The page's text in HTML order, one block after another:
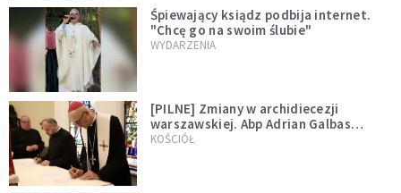
Śpiewający ksiądz podbija internet.
"Chcę go na swoim ślubie"
WYDARZENIA
[PILNE] Zmiany w archidiecezji
warszawskiej. Abp Adrian Galbas
wręczył dekrety nowym proboszczom
KOŚCIÓŁ